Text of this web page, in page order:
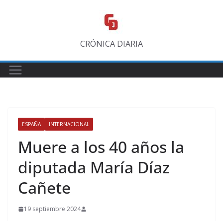
CRÓNICA DIARIA
ESPAÑA INTERNACIONAL
Muere a los 40 años la
diputada María Díaz
Cañete
19 septiembre 2024